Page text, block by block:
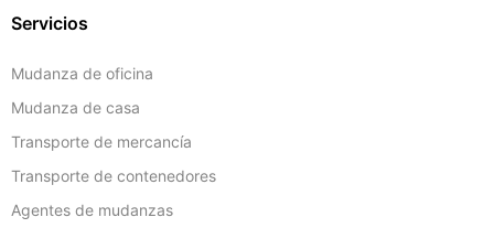
Servicios
Mudanza de oficina
Mudanza de casa
Transporte de mercancía
Transporte de contenedores
Agentes de mudanzas